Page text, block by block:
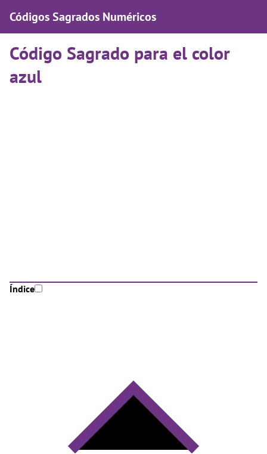
Códigos Sagrados Numéricos
Código Sagrado para el color
azul
Índice